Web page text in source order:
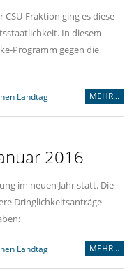
Fraktion ging es diese
In diesem
Programm gegen die
Landtag MEHR...
2016
im neuen Jahr statt. Die
Dringlichkeitsanträge
Landtag MEHR...